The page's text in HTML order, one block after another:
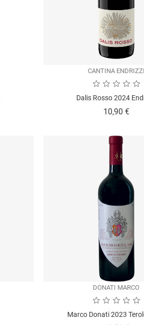
CANTINA ENDRIZZI
Dalis Rosso 2024
10,90 €
DONATI MARCO
Marco Donati 2023